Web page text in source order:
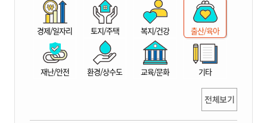
산
경제/일자리 토지/주택 복지/건강 출산/육아
재난/안전 환경/상수도 교육/문화 기타
전체보기